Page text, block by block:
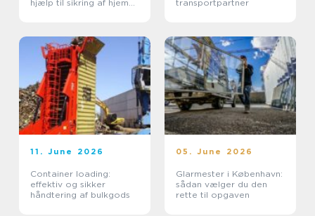
hjælp til sikring af hjem
transportpartner
11. June 2026
Container loading:
effektiv og sikker
håndtering af bulkgods
05. June 2026
Glarmester i København:
sådan vælger du den
rette til opgaven